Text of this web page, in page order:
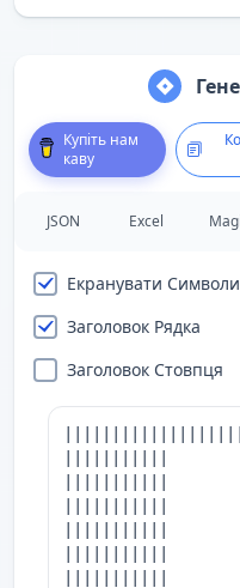
Купіть нам
каву
JSON Excel
Екранувати Символи
Заголовок Рядка
Заголовок Стовпця